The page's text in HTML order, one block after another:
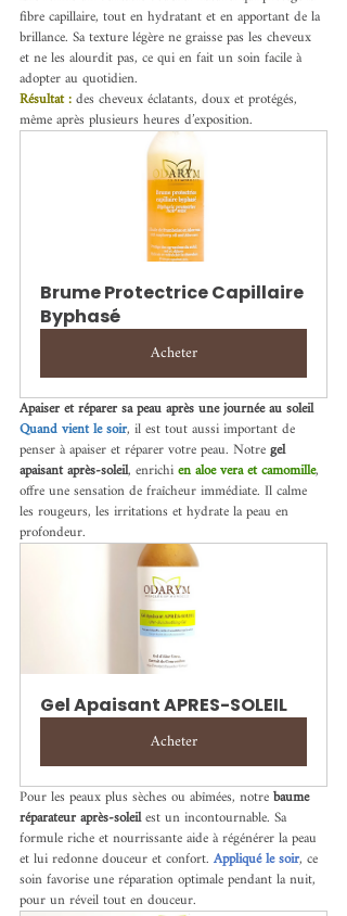
fibre capillaire, tout en hydratant et en apportant de la
brillance. Sa texture légère ne graisse pas les cheveux
et ne les alourdit pas, ce qui en fait un soin facile à
adopter au quotidien.
Résultat :des cheveux éclatants, doux et protégés,
même après plusieurs heures d’exposition.
Brume Protectrice Capillaire
Byphasé
Acheter
Apaiser et réparer sa peau après une journée au soleil
Quand vient le soir, il est tout aussi important de
penser à apaiser et réparer votre peau. Notre gel
apaisant après-soleil, enrichi en aloe vera et camomille,
offre une sensation de fraîcheur immédiate. Il calme
les rougeurs, les irritations et hydrate la peau en
profondeur.
Gel Apaisant APRES-SOLEIL
Acheter
Pour les peaux plus sèches ou abîmées, notre baume
réparateur après-soleil est un incontournable. Sa
formule riche et nourrissante aide à régénérer la peau
et lui redonne douceur et confort. Appliqué le soir, ce
soin favorise une réparation optimale pendant la nuit,
pour un réveil tout en douceur.